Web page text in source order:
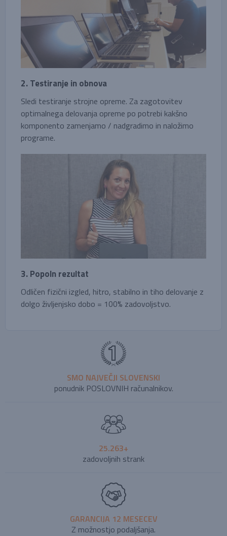
2. Testiranje in obnova
Sledi testiranje strojne opreme. Za zagotovitev
optimalnega delovanja opreme po potrebi kakšno
komponento zamenjamo / nadgradimo in naložimo
programe.
3. Popoln rezultat
Odličen fizični izgled, hitro, stabilno in tiho delovanje z
dolgo življenjsko dobo = 100% zadovoljstvo.
SMO NAJVEČJI SLOVENSKI
ponudnik POSLOVNIH računalnikov.
25.263+
zadovoljnih strank
GARANCIJA 12 MESECEV
Z možnostjo podaljšanja.